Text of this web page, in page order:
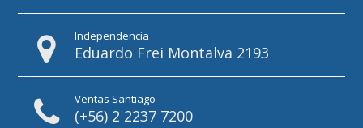
Independencia
Eduardo Frei Montalva 2193
Ventas Santiago
(+56) 2 2237 7200